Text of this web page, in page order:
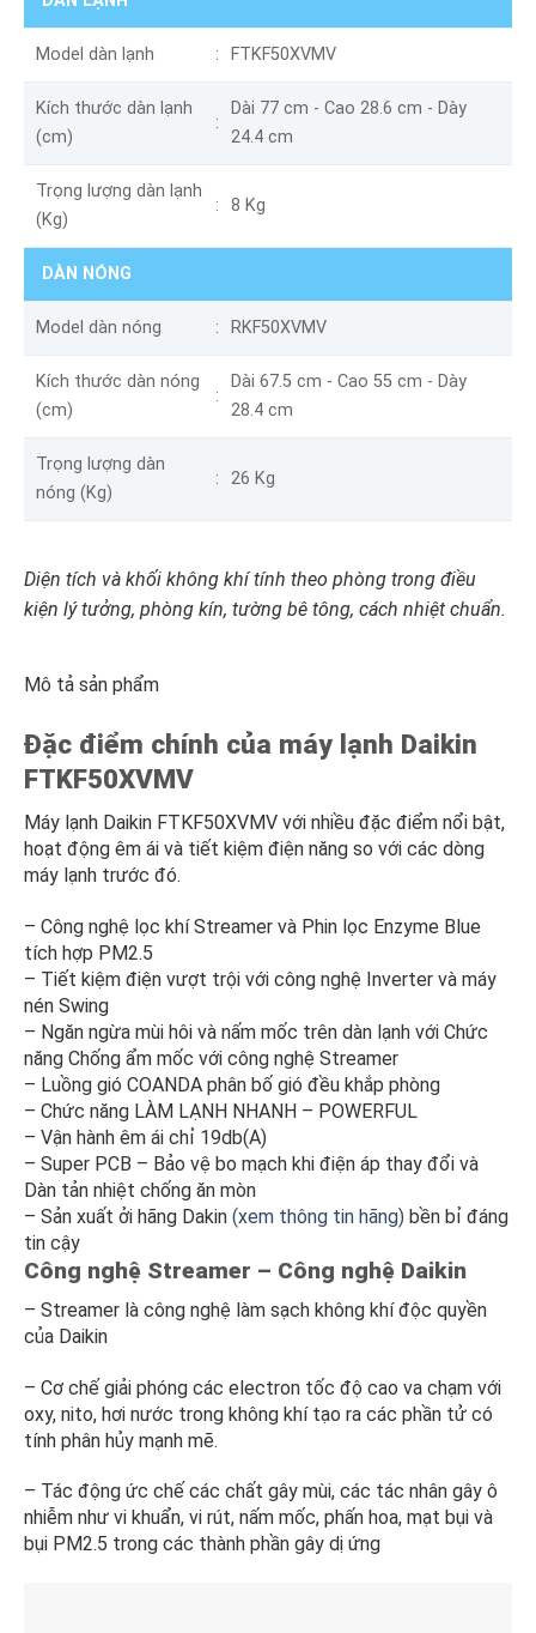
Model dàn lạnh FTKF50XVMV
Kích thước dàn lạnh
(cm)
Dài 77 cm - Cao 28.6 cm - Dày
24.4 cm
Trọng lượng dàn lạnh
(Kg)
8 Kg
DÀN NÓNG
Model dàn nóng RKF50XVMV
Kích thước dàn nóng
(cm)
Dài 67.5 cm - Cao 55 cm - Dày
28.4 cm
Trọng lượng dàn
nóng (Kg)
26 Kg
Diện tích và khối không khí tính theo phòng trong điều
kiện lý tưởng, phòng kín, tường bê tông, cách nhiệt chuẩn.
Mô tả sản phẩm
Đặc điểm chính của máy lạnh Daikin
FTKF50XVMV
Máy lạnh Daikin FTKF50XVMV với nhiều đặc điểm nổi bật,
hoạt động êm ái và tiết kiệm điện năng so với các dòng
máy lạnh trước đó.
– Công nghệ lọc khí Streamer và Phin lọc Enzyme Blue
tích hợp PM2.5
– Tiết kiệm điện vượt trội với công nghệ Inverter và máy
nén Swing
– Ngăn ngừa mùi hôi và nấm mốc trên dàn lạnh với Chức
năng Chống ẩm mốc với công nghệ Streamer
– Luồng gió COANDA phân bố gió đều khắp phòng
– Chức năng LÀM LẠNH NHANH – POWERFUL
– Vận hành êm ái chỉ 19db(A)
– Super PCB – Bảo vệ bo mạch khi điện áp thay đổi và
Dàn tản nhiệt chống ăn mòn
– Sản xuất ởi hãng Dakin (xem thông tin hãng) bền bỉ đáng
tin cậy
Công nghệ Streamer – Công nghệ Daikin
– Streamer là công nghệ làm sạch không khí độc quyền
của Daikin
– Cơ chế giải phóng các electron tốc độ cao va chạm với
oxy, nito, hơi nước trong không khí tạo ra các phần tử có
tính phân hủy mạnh mẽ.
– Tác động ức chế các chất gây mùi, các tác nhân gây ô
nhiễm như vi khuẩn, vi rút, nấm mốc, phấn hoa, mạt bụi và
bụi PM2.5 trong các thành phần gây dị ứng